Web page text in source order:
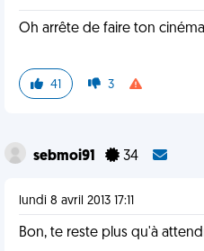
Oh arrête de faire ton
41 3
sebmoi91 34
lundi 8 avril 2013 17:11
Bon, te reste plus qu'à